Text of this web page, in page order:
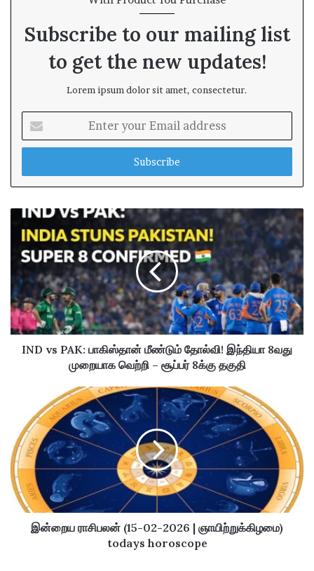
Subscribe to our mailing list
to get the new updates!
Lorem ipsum dolor sit amet, consectetur.
t
r
o
u
E
m
a
i
l
a
d
IND vs PAK: பாகிஸ்தான் மீண்டும் தோல்வி! இந்தியா 8வது
முறையாக வெற்றி – சூப்பர் 8க்கு தகுதி
இன்றைய ராசிபலன் (15-02-2026 | ஞாயிற்றுக்கிழமை)
todays horoscope